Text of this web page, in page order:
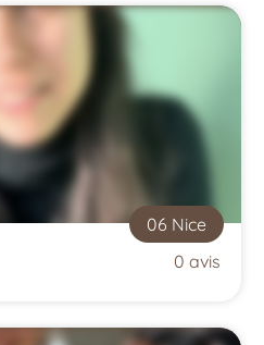
06 Nice
0 avis